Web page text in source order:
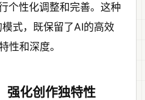
个性化调整和完善。这种
式，既保留了AI的高效
性和深度。
强化创作独特性